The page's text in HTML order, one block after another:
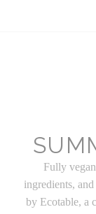
Fully
ingredients,
by Ecotable, a